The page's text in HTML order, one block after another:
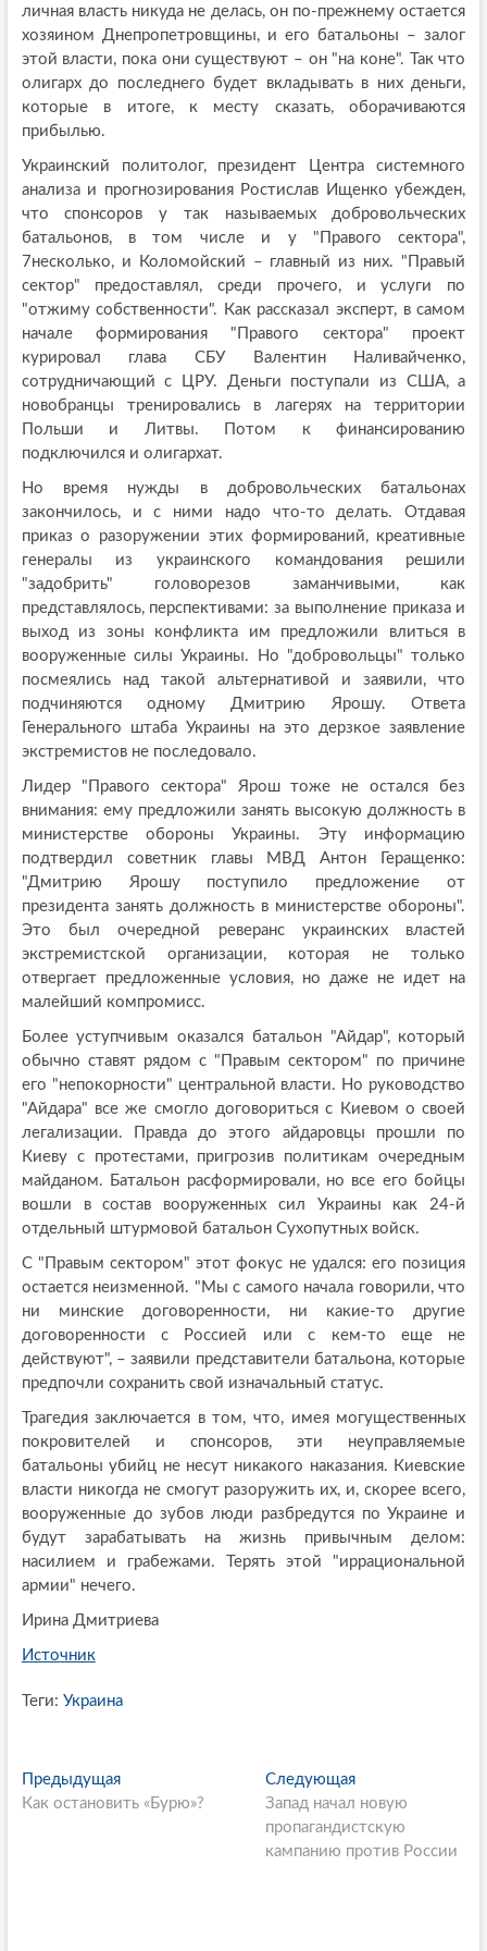
личная власть никуда не делась, он по-прежнему остается
хозяином Днепропетровщины, и его батальоны – залог
этой власти, пока они существуют – он "на коне". Так что
олигарх до последнего будет вкладывать в них деньги,
которые в итоге, к месту сказать, оборачиваются
прибылью.
Украинский политолог, президент Центра системного
анализа и прогнозирования Ростислав Ищенко убежден,
что спонсоров у так называемых добровольческих
батальонов, в том числе и у "Правого сектора",
7несколько, и Коломойский – главный из них. "Правый
сектор" предоставлял, среди прочего, и услуги по
"отжиму собственности". Как рассказал эксперт, в самом
начале формирования "Правого сектора" проект
курировал глава СБУ Валентин Наливайченко,
сотрудничающий с ЦРУ. Деньги поступали из США, а
новобранцы тренировались в лагерях на территории
Польши и Литвы. Потом к финансированию
подключился и олигархат.
Но время нужды в добровольческих батальонах
закончилось, и с ними надо что-то делать. Отдавая
приказ о разоружении этих формирований, креативные
генералы из украинского командования решили
"задобрить" головорезов заманчивыми, как
представлялось, перспективами: за выполнение приказа и
выход из зоны конфликта им предложили влиться в
вооруженные силы Украины. Но "добровольцы" только
посмеялись над такой альтернативой и заявили, что
подчиняются одному Дмитрию Ярошу. Ответа
Генерального штаба Украины на это дерзкое заявление
экстремистов не последовало.
Лидер "Правого сектора" Ярош тоже не остался без
внимания: ему предложили занять высокую должность в
министерстве обороны Украины. Эту информацию
подтвердил советник главы МВД Антон Геращенко:
"Дмитрию Ярошу поступило предложение от
президента занять должность в министерстве обороны".
Это был очередной реверанс украинских властей
экстремистской организации, которая не только
отвергает предложенные условия, но даже не идет на
малейший компромисс.
Более уступчивым оказался батальон "Айдар", который
обычно ставят рядом с "Правым сектором" по причине
его "непокорности" центральной власти. Но руководство
"Айдара" все же смогло договориться с Киевом о своей
легализации. Правда до этого айдаровцы прошли по
Киеву с протестами, пригрозив политикам очередным
майданом. Батальон расформировали, но все его бойцы
вошли в состав вооруженных сил Украины как 24-й
отдельный штурмовой батальон Сухопутных войск.
С "Правым сектором" этот фокус не удался: его позиция
остается неизменной. "Мы с самого начала говорили, что
ни минские договоренности, ни какие-то другие
договоренности с Россией или с кем-то еще не
действуют", – заявили представители батальона, которые
предпочли сохранить свой изначальный статус.
Трагедия заключается в том, что, имея могущественных
покровителей и спонсоров, эти неуправляемые
батальоны убийц не несут никакого наказания. Киевские
власти никогда не смогут разоружить их, и, скорее всего,
вооруженные до зубов люди разбредутся по Украине и
будут зарабатывать на жизнь привычным делом:
насилием и грабежами. Терять этой "иррациональной
армии" нечего.
Ирина Дмитриева
Источник
Теги: Украина
P
o
ПредыдущаяП
р
Как остановить «Бурю»?
Следующая
л
е
д
Запад начал новую
пропагандистскую
кампанию против России